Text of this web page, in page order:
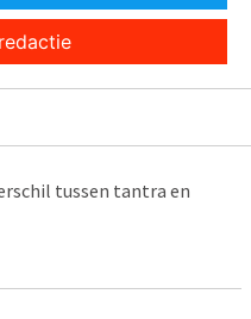
tussen tantra en